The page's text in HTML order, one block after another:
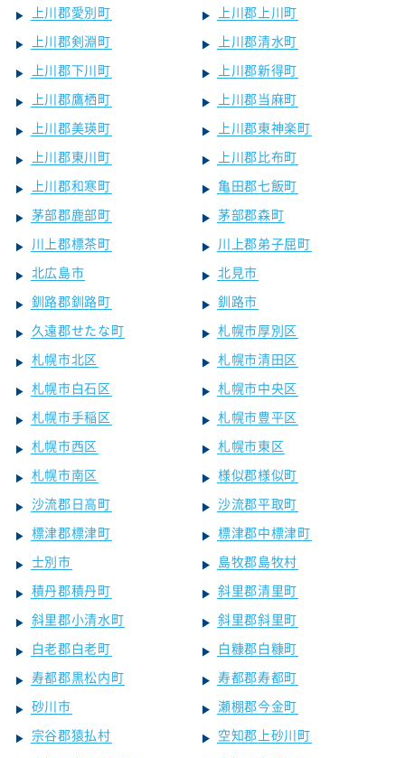
上川郡愛別町
上川郡上川町
上川郡剣淵町
上川郡清水町
上川郡下川町
上川郡新得町
上川郡鷹栖町
上川郡当麻町
上川郡美瑛町
上川郡東神楽町
上川郡東川町
上川郡比布町
上川郡和寒町
亀田郡七飯町
茅部郡鹿部町
茅部郡森町
川上郡標茶町
川上郡弟子屈町
北広島市
北見市
釧路郡釧路町
釧路市
久遠郡せたな町
札幌市厚別区
札幌市北区
札幌市清田区
札幌市白石区
札幌市中央区
札幌市手稲区
札幌市豊平区
札幌市西区
札幌市東区
札幌市南区
様似郡様似町
沙流郡日高町
沙流郡平取町
標津郡標津町
標津郡中標津町
士別市
島牧郡島牧村
積丹郡積丹町
斜里郡清里町
斜里郡小清水町
斜里郡斜里町
白老郡白老町
白糠郡白糠町
寿都郡黒松内町
寿都郡寿都町
砂川市
瀬棚郡今金町
宗谷郡猿払村
空知郡上砂川町